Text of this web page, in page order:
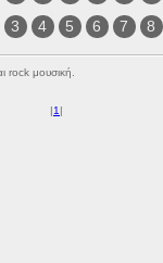
3 4 5 6 7 8
rock μουσική.
|1 |